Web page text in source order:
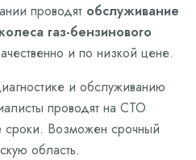
проводят обслуживание
газ-бензинового
и по низкой цене.
и обслуживанию
проводят на СТО
сроки. Возможен срочный
область.